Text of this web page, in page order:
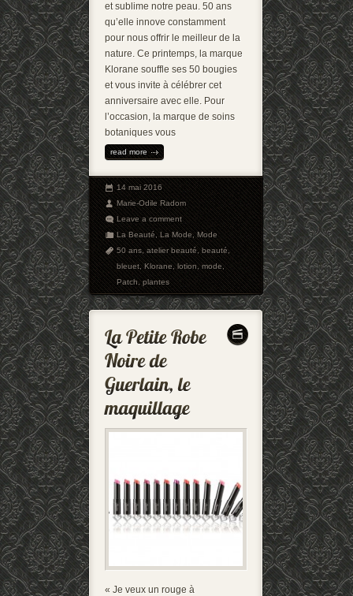
et sublime notre peau. 50 ans
qu’elle innove constamment
pour nous offrir le meilleur de la
nature. Ce printemps, la marque
Klorane souffle ses 50 bougies
et vous invite à célébrer cet
anniversaire avec elle. Pour
l’occasion, la marque de soins
botaniques vous
read more
14 mai 2016
Marie-Odile Radom
Leave a comment
La Beauté,La Mode,Mode
50 ans,atelier beauté,beauté,
bleuet,Klorane,lotion,mode,
Patch,plantes
« Je veux un rouge à